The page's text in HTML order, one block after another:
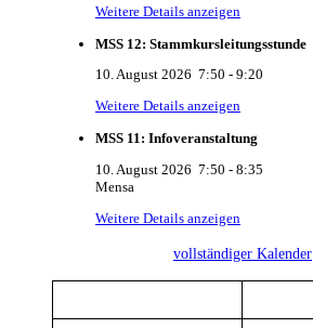
Weitere Details anzeigen
MSS 12: Stammkursleitungsstunde
10. August 2026 7:50 - 9:20
Weitere Details anzeigen
MSS 11: Infoveranstaltung
10. August 2026 7:50 - 8:35
Mensa
Weitere Details anzeigen
vollständiger Kalender